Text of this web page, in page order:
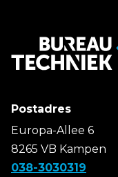
Postadres
Europa-Allee 6
8265 VB Kampen
038-3030319